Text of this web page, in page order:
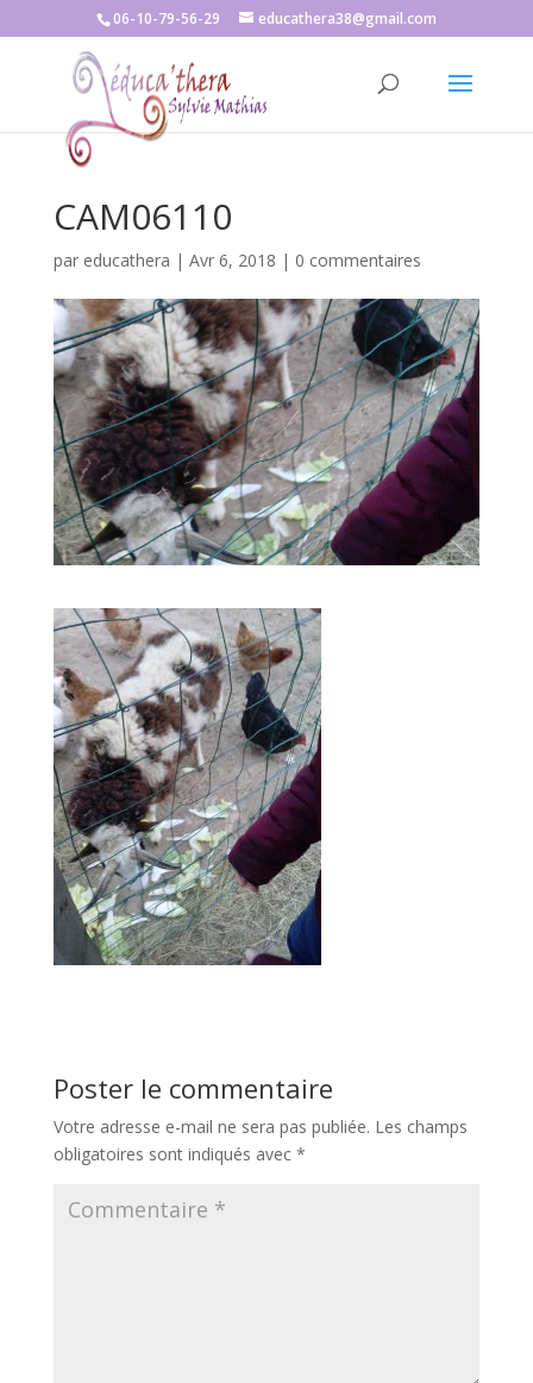
06-10-79-56-29 educathera38@gmail.com
CAM06110
par educathera | Avr 6, 2018 | 0 commentaires
Poster le commentaire
Votre adresse e-mail ne sera pas publiée. Les champs
obligatoires sont indiqués avec *